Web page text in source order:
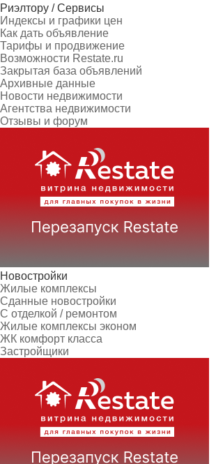
Риэлтору / Сервисы
Индексы и графики цен
Как дать объявление
Тарифы и продвижение
Возможности Restate.ru
Закрытая база объявлений
Архивные данные
Новости недвижимости
Агентства недвижимости
Отзывы и форум
Новостройки
Жилые комплексы
Сданные новостройки
С отделкой / ремонтом
Жилые комплексы эконом
ЖК комфорт класса
Застройщики